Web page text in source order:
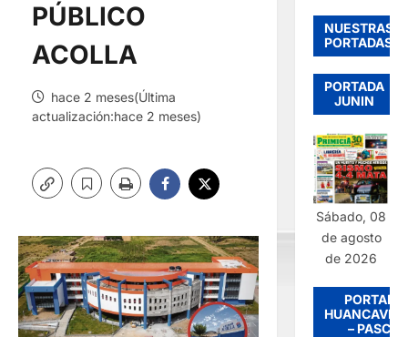
PÚBLICO
ACOLLA
hace 2 meses(Última
actualización:hace 2 meses)
NUESTRAS
PORTADAS
PORTADA
JUNIN
Sábado, 08
de agosto
de 2026
PORTADA
– PASCO